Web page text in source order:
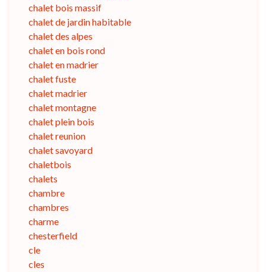
chalet bois massif
chalet de jardin habitable
chalet des alpes
chalet en bois rond
chalet en madrier
chalet fuste
chalet madrier
chalet montagne
chalet plein bois
chalet reunion
chalet savoyard
chaletbois
chalets
chambre
chambres
charme
chesterfield
cle
cles